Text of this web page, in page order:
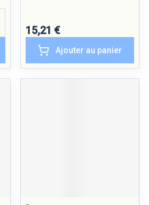
15,21 €
Ajouter au panier